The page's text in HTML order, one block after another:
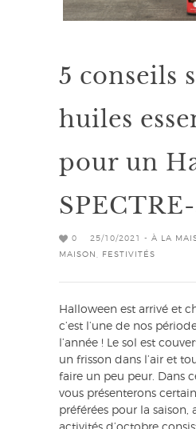
5 conseils
huiles
pour un
0 25/10/2021 - À LA
MAISON
FESTIVITÉS
Halloween est arrivé et
c’est l’une de nos
l’année ! Le sol est
un frisson dans l’air et
faire un peu peur. Dans
vous présenterons
préférées pour la saison,